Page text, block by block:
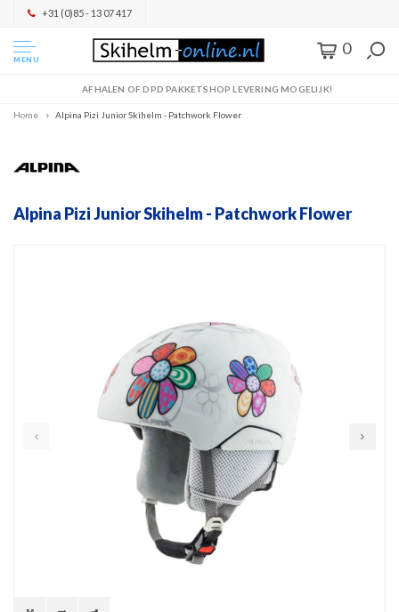
+31 (0)85 - 13 07 417
MENU
0
AFHALEN OF DPD PAKKETSHOP LEVERING MOGELIJK!
Home Alpina Pizi Junior Skihelm - Patchwork Flower
Alpina Pizi Junior Skihelm - Patchwork Flower